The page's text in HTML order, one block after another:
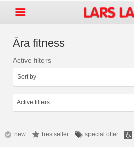
Rotaļlaukumu aprīkojums
Segumi un virsmas +
Āra fitness
Active filters
Active filters
new bestseller special offer